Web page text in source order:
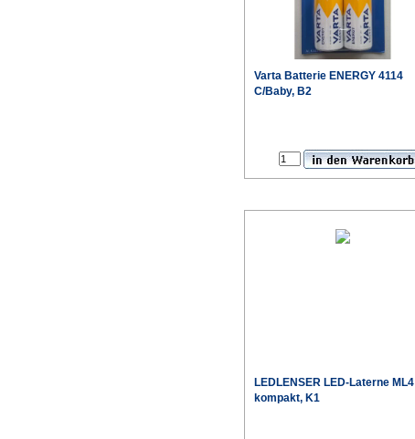
Varta Batterie ENERGY 4114
C/Baby, B2
LEDLENSER LED-Laterne ML4
kompakt, K1